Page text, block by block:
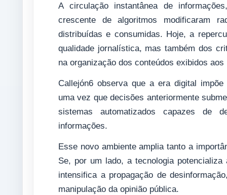
A circulação instantânea de
crescente de algoritmos modificaram
distribuídas e consumidas. Hoje, a
qualidade jornalística, mas também dos
na organização dos conteúdos exibidos aos
Callejón6 observa que a era digital
uma vez que decisões anteriormente
sistemas automatizados capazes de
informações.
Esse novo ambiente amplia tanto a
Se, por um lado, a tecnologia
intensifica a propagação de
manipulação da opinião pública.